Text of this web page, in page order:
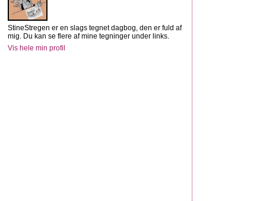
StineStregen er en slags tegnet dagbog, den er fuld af
mig. Du kan se flere af mine tegninger under links.
Vis hele min profil